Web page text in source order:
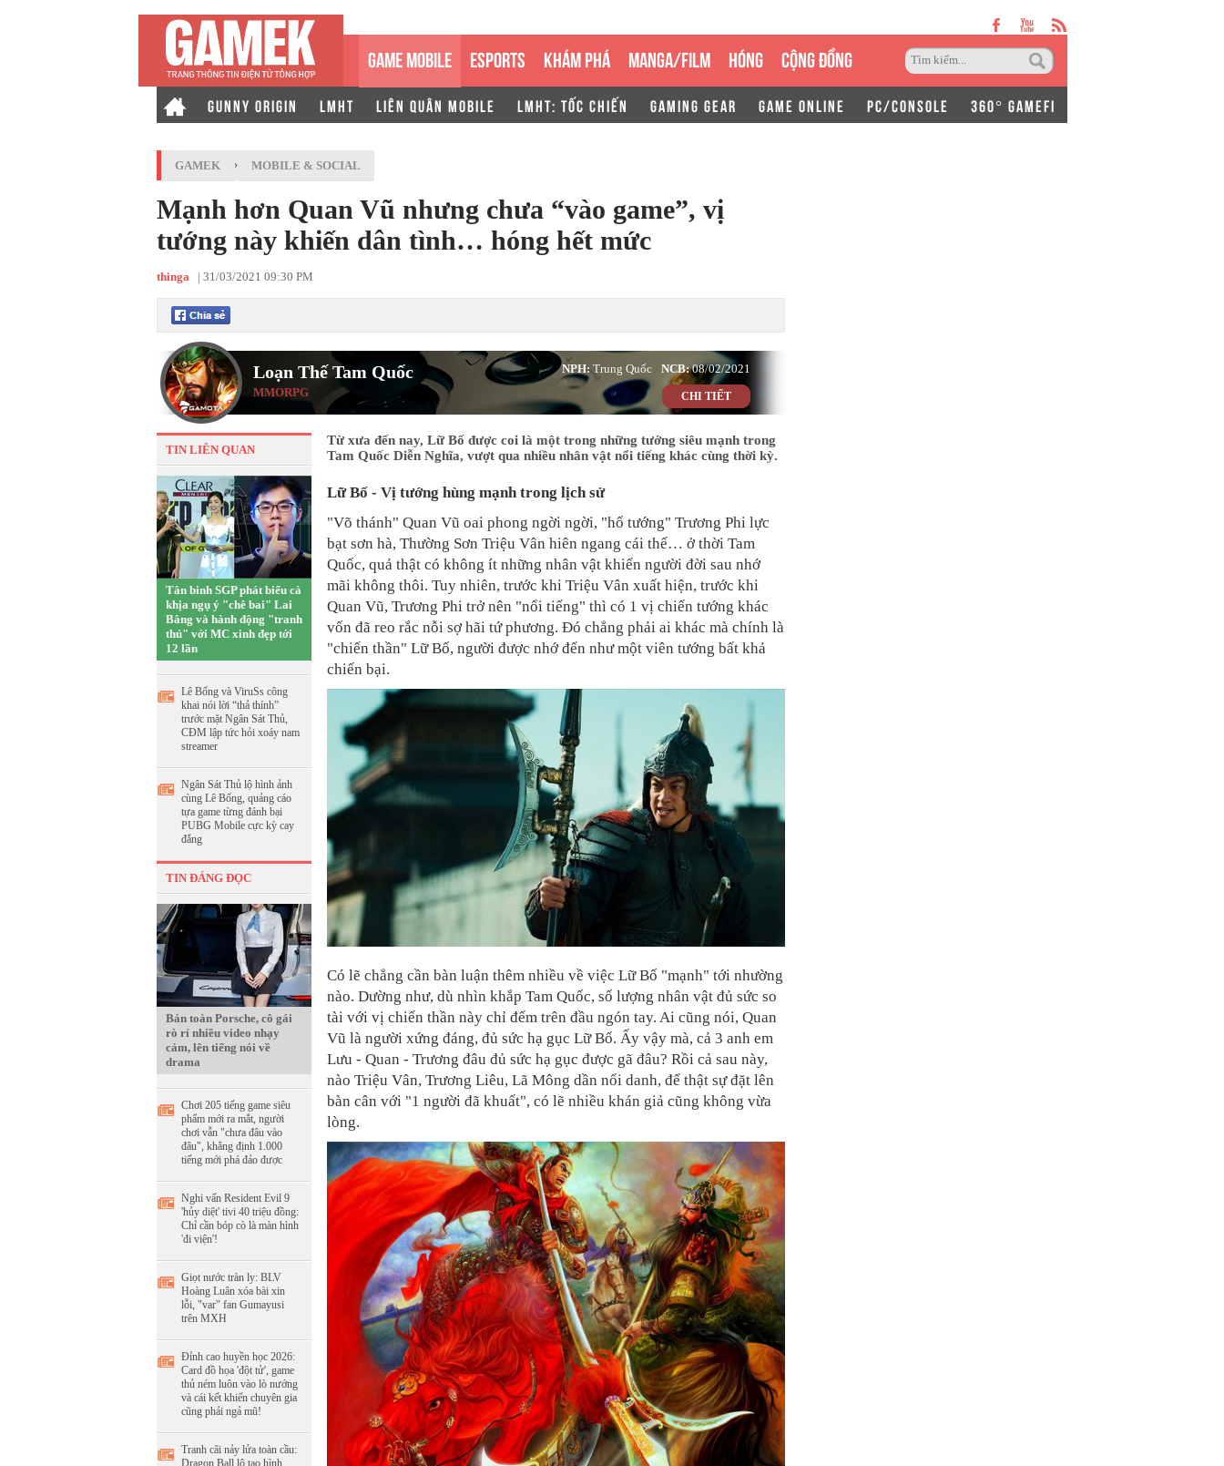
GAME MOBILE ESPORTS KHÁM PHÁ MANGA/FILM HÓNG CỘNG ĐỒNG
GUNNY ORIGIN LMHT LIÊN QUÂN MOBILE LMHT: TỐC CHIẾN GAMING GEAR GAME ONLINE PC/CONSOLE 360° GAMEFI
GAMEK › MOBILE & SOCIAL
Mạnh hơn Quan Vũ nhưng chưa “vào game”, vị
tướng này khiến dân tình… hóng hết mức
thinga | 31/03/2021 09:30 PM
Loạn Thế Tam Quốc
MMORPG
08/02/2021
NCB:
Trung Quốc
NPH:
CHI TIẾT
TIN LIÊN QUAN
Tân binh SGP phát biểu cà
khịa ngụ ý "chê bai" Lai
Bâng và hành động "tranh
thủ" với MC xinh đẹp tới
12 lần
Lê Bống và ViruSs công
khai nói lời “thả thính”
trước mặt Ngân Sát Thủ,
CĐM lập tức hỏi xoáy nam
streamer
Ngân Sát Thủ lộ hình ảnh
cùng Lê Bống, quảng cáo
tựa game từng đánh bại
PUBG Mobile cực kỳ cay
đắng
TIN ĐÁNG ĐỌC
Bán toàn Porsche, cô gái
rò rỉ nhiều video nhạy
cảm, lên tiếng nói về
drama
Chơi 205 tiếng game siêu
phẩm mới ra mắt, người
chơi vẫn "chưa đâu vào
đâu", khẳng định 1.000
tiếng mới phá đảo được
Nghi vấn Resident Evil 9
'hủy diệt' tivi 40 triệu đồng:
Chỉ cần bóp cò là màn hình
'đi viện'!
Giọt nước tràn ly: BLV
Hoàng Luân xóa bài xin
lỗi, "var" fan Gumayusi
trên MXH
Đỉnh cao huyền học 2026:
Card đồ họa 'đột tử', game
thủ ném luôn vào lò nướng
và cái kết khiến chuyên gia
cũng phải ngả mũ!
Tranh cãi nảy lửa toàn cầu:
Dragon Ball lộ tạo hình
Từ xưa đến nay, Lữ Bố được coi là một trong những tướng siêu mạnh trong
Tam Quốc Diễn Nghĩa, vượt qua nhiều nhân vật nổi tiếng khác cùng thời kỳ.
Lữ Bố - Vị tướng hùng mạnh trong lịch sử
"Võ thánh" Quan Vũ oai phong ngời ngời, "hổ tướng" Trương Phi lực
bạt sơn hà, Thường Sơn Triệu Vân hiên ngang cái thế… ở thời Tam
Quốc, quả thật có không ít những nhân vật khiến người đời sau nhớ
mãi không thôi. Tuy nhiên, trước khi Triệu Vân xuất hiện, trước khi
Quan Vũ, Trương Phi trở nên "nổi tiếng" thì có 1 vị chiến tướng khác
vốn đã reo rắc nỗi sợ hãi tứ phương. Đó chẳng phải ai khác mà chính là
"chiến thần" Lữ Bố, người được nhớ đến như một viên tướng bất khả
chiến bại.
Có lẽ chẳng cần bàn luận thêm nhiều về việc Lữ Bố "mạnh" tới nhường
nào. Dường như, dù nhìn khắp Tam Quốc, số lượng nhân vật đủ sức so
tài với vị chiến thần này chỉ đếm trên đầu ngón tay. Ai cũng nói, Quan
Vũ là người xứng đáng, đủ sức hạ gục Lữ Bố. Ấy vậy mà, cả 3 anh em
Lưu - Quan - Trương đâu đủ sức hạ gục được gã đâu? Rồi cả sau này,
nào Triệu Vân, Trương Liêu, Lã Mông dần nổi danh, để thật sự đặt lên
bàn cân với "1 người đã khuất", có lẽ nhiều khán giả cũng không vừa
lòng.